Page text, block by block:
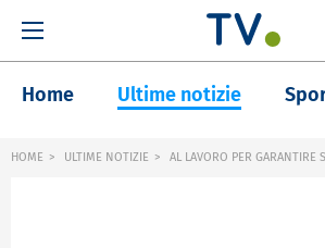
Home Ultime notizie
HOME ULTIME NOTIZIE AL LAVORO PER GARANTIRE